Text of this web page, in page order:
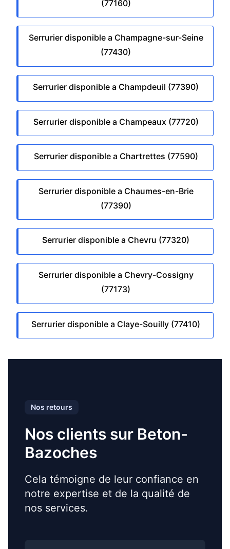
(77160)
Serrurier disponible a Champagne-sur-Seine
(77430)
Serrurier disponible a Champdeuil (77390)
Serrurier disponible a Champeaux (77720)
Serrurier disponible a Chartrettes (77590)
Serrurier disponible a Chaumes-en-Brie
(77390)
Serrurier disponible a Chevru (77320)
Serrurier disponible a Chevry-Cossigny
(77173)
Serrurier disponible a Claye-Souilly (77410)
Nos retours
Nos clients sur Beton-
Bazoches
Cela témoigne de leur confiance en
notre expertise et de la qualité de
nos services.